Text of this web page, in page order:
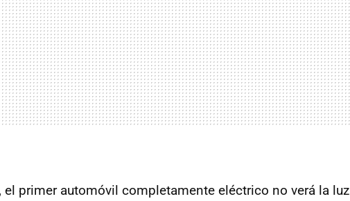
el primer automóvil completamente eléctrico no verá la luz